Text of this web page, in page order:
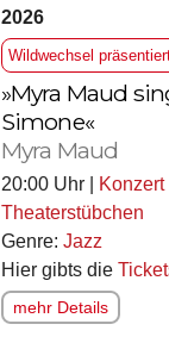
2026
Wildwechsel
»Myra Maud
Simone«
Myra Maud
20:00 Uhr | Konzert
Theaterstübchen
Genre: Jazz
Hier gibts die
mehr Details